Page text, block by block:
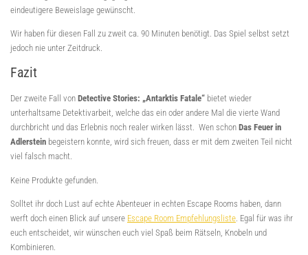
eindeutigere Beweislage gewünscht.
Wir haben für diesen Fall zu zweit ca. 90 Minuten benötigt. Das Spiel selbst setzt
jedoch nie unter Zeitdruck.
Fazit
Der zweite Fall von Detective Stories: „Antarktis Fatale“ bietet wieder
unterhaltsame Detektivarbeit, welche das ein oder andere Mal die vierte Wand
durchbricht und das Erlebnis noch realer wirken lässt. Wen schon Das Feuer in
Adlerstein begeistern konnte, wird sich freuen, dass er mit dem zweiten Teil nicht
viel falsch macht.
Keine Produkte gefunden.
Solltet ihr doch Lust auf echte Abenteuer in echten Escape Rooms haben, dann
werft doch einen Blick auf unsere Escape Room Empfehlungsliste . Egal für was ihr
euch entscheidet, wir wünschen euch viel Spaß beim Rätseln, Knobeln und
Kombinieren.